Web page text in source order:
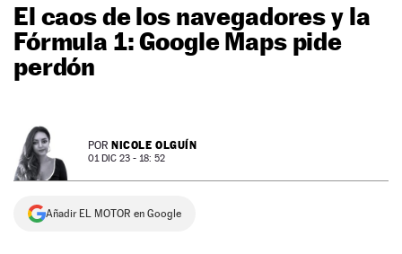
MOTOS
TECNOLOGÍA
SUPERCOCHES
MOTORTV
SERVICIOS
NEWSLETTER
SÍGUENOS
El caos de los navegadores y la
Fórmula 1: Google Maps pide
perdón
POR NICOLE OLGUÍN
01 DIC 23 - 18: 52
Añadir EL MOTOR en Google